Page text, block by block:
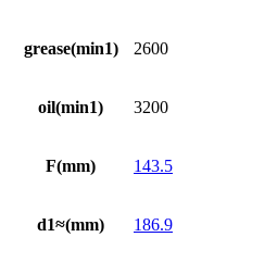
grease(min1) 2600
oil(min1) 3200
F(mm) 143.5
d1≈(mm) 186.9